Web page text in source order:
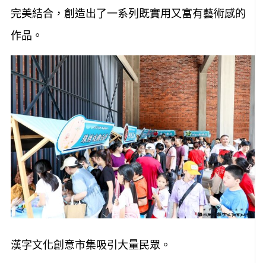
完美結合，創造出了一系列既實用又富有藝術感的
作品。
漢字文化創意市集吸引大量民眾。